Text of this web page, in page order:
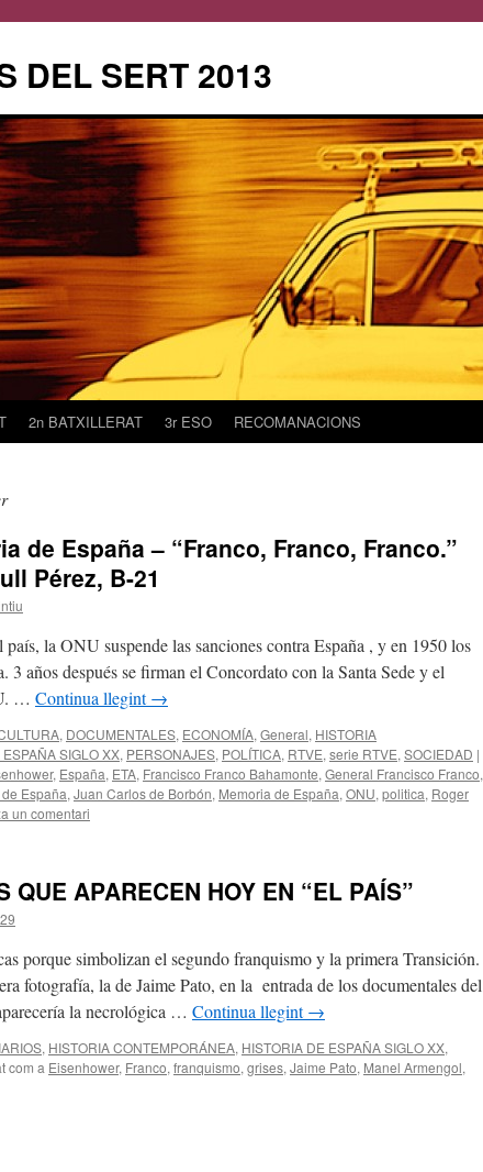
DEL SERT 2013
2n BATXILLERAT 3r ESO RECOMANACIONS
de España – “Franco, Franco, Franco.”
Pérez, B-21
la ONU suspende las sanciones contra España , y en 1950 los
3 años después se firman el Concordato con la Santa Sede y el
… Continua llegint→
, DOCUMENTALES, ECONOMÍA, General, HISTORIA
SIGLO XX, PERSONAJES, POLÍTICA, RTVE, serie RTVE, SOCIEDAD |
, España, ETA, Francisco Franco Bahamonte, General Francisco Franco,
España, Juan Carlos de Borbón, Memoria de España, ONU, politica, Roger
un comentari
QUE APARECEN HOY EN “EL PAÍS”
porque simbolizan el segundo franquismo y la primera Transición.
fotografía, la de Jaime Pato, en la entrada de los documentales del
la necrológica … Continua llegint→
, HISTORIA CONTEMPORÁNEA, HISTORIA DE ESPAÑA SIGLO XX,
com a Eisenhower, Franco, franquismo, grises, Jaime Pato, Manel Armengol,